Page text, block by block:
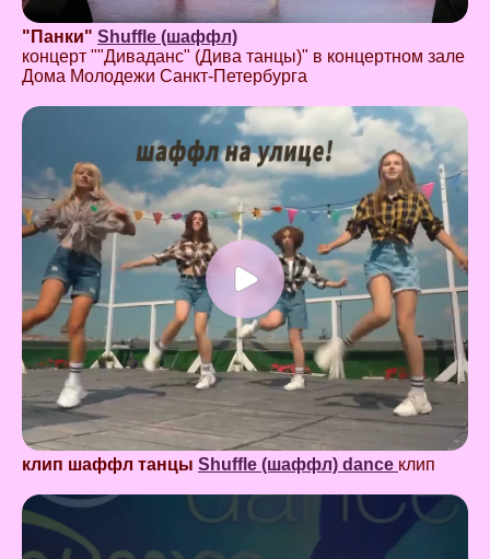
"Панки" Shuffle (шаффл)
концерт ""Диваданс" (Дива танцы)" в концертном зале
Дома Молодежи Санкт-Петербурга
клип шаффл танцы Shuffle (шаффл) dance клип